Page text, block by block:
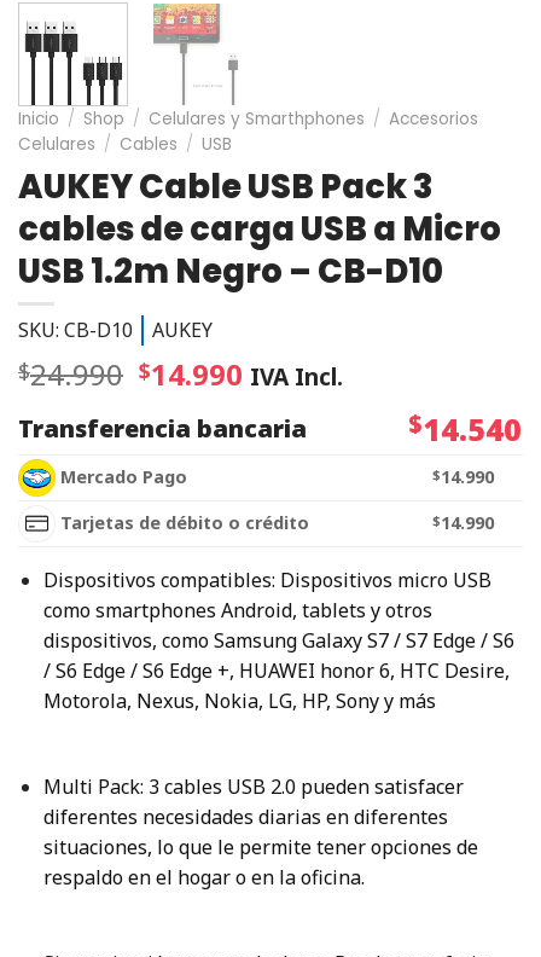
Inicio / Shop / Celulares y Smarthphones / Accesorios
Celulares / Cables / USB
AUKEY Cable USB Pack 3
cables de carga USB a Micro
USB 1.2m Negro – CB-D10
SKU: CB-D10 AUKEY
$24.990 $14.990 IVA Incl.
Transferencia bancaria
$14.540
Mercado Pago $14.990
Tarjetas de débito o crédito
$14.990
Dispositivos compatibles: Dispositivos micro USB
como smartphones Android, tablets y otros
dispositivos, como Samsung Galaxy S7 / S7 Edge / S6
/ S6 Edge / S6 Edge +, HUAWEI honor 6, HTC Desire,
Motorola, Nexus, Nokia, LG, HP, Sony y más
Multi Pack: 3 cables USB 2.0 pueden satisfacer
diferentes necesidades diarias en diferentes
situaciones, lo que le permite tener opciones de
respaldo en el hogar o en la oficina.